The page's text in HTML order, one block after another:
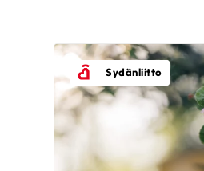
Sydänliitto